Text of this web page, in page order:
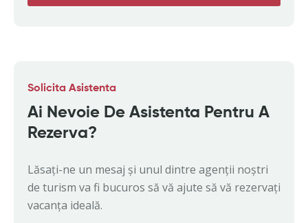
Solicita Asistenta
Ai Nevoie De Asistenta Pentru A
Rezerva?
Lăsați-ne un mesaj și unul dintre agenții noștri
de turism va fi bucuros să vă ajute să vă rezervați
vacanța ideală.